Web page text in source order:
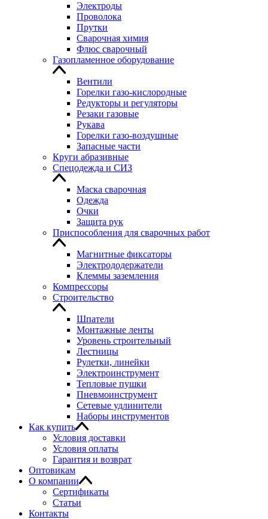
Электроды
Проволока
Прутки
Сварочная химия
Флюс сварочный
Газопламенное оборудование
Вентили
Горелки газо-кислородные
Редукторы и регуляторы
Резаки газовые
Рукава
Горелки газо-воздушные
Запасные части
Круги абразивные
Спецодежда и СИЗ
Маска сварочная
Одежда
Очки
Защита рук
Приспособления для сварочных работ
Магнитные фиксаторы
Электрододержатели
Клеммы заземления
Компрессоры
Строительство
Шпатели
Монтажные ленты
Уровень строительный
Лестницы
Рулетки, линейки
Электроинструмент
Тепловые пушки
Пневмоинструмент
Сетевые удлинители
Наборы инструментов
Как купить
Условия доставки
Условия оплаты
Гарантия и возврат
Оптовикам
О компании
Сертификаты
Статьи
Контакты